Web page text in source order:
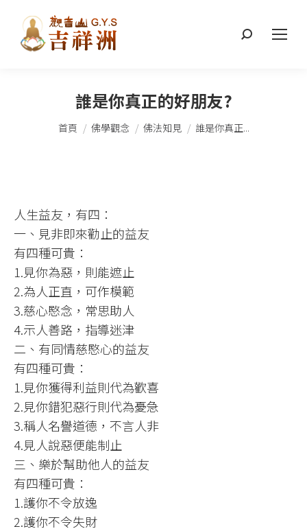
搜
誰是你真正的好朋友?
您在這裡：
首頁 佛學觀念 佛法知見 誰是你真正...
人生益友，有四：​
一、見非即來勸止的益友​
有四種可貴：​
1.見你為惡，則能遮止​
2.為人正直，可作模範​
3.慈心愍念，常思助人​
4.示人善路，指導迷津​
二、有同情慈愍心的益友​
有四種可貴：​
1.見你獲得利益則代為歡喜​
2.見你錯犯惡行則代為憂急​
3.稱人名譽道德，不言人非​
4.見人說惡便能制止​
三、樂於幫助他人的益友​
有四種可貴：​
1.護你不令放逸​
2.護你不令失財​